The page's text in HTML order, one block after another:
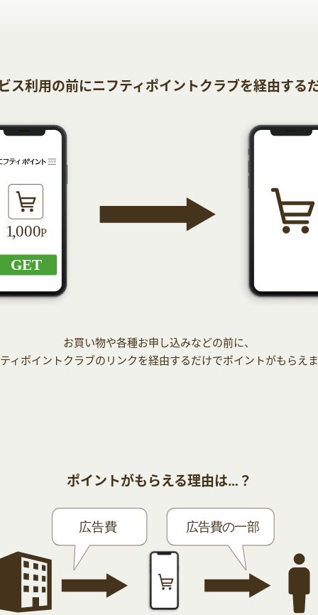
ス利用の前にニフティポイントクラブを経由する
お買い物や各種お申し込みなどの前に、
ィポイントクラブのリンクを経由するだけでポイントがもらえ
ポイントがもらえる理由は…？